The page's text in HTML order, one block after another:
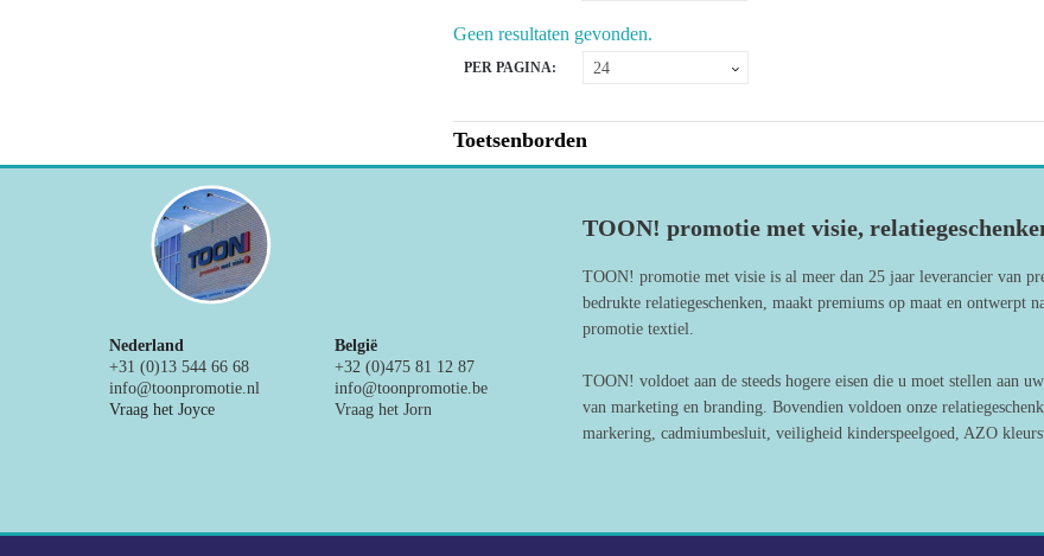
Geen resultaten gevonden.
PER PAGINA:
Toetsenborden
Nederland
+31 (0)13 544 66 68
info@toonpromotie.nl
Vraag het Joyce
België
+32 (0)475 81 12 87
info@toonpromotie.be
Vraag het Jorn
TOON! promotie met visie,
TOON! promotie met visie is al meer dan 25 jaar leverancier van
bedrukte relatiegeschenken, maakt premiums op maat en ontwerpt
promotie textiel.
TOON! voldoet aan de steeds hogere eisen die u moet stellen aan
van marketing en branding. Bovendien voldoen onze
markering, cadmiumbesluit, veiligheid kinderspeelgoed, AZO